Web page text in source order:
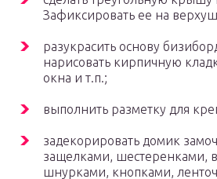
Зафиксировать ее на
разукрасить основу
нарисовать кирпичную
окна и т.п.;
выполнить разметку для
задекорировать домик
защелками, шестеренками,
шнурками, кнопками,